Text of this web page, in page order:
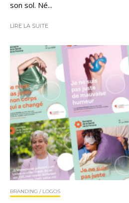
son sol. Né...
LIRE LA SUITE
BRANDING / LOGOS